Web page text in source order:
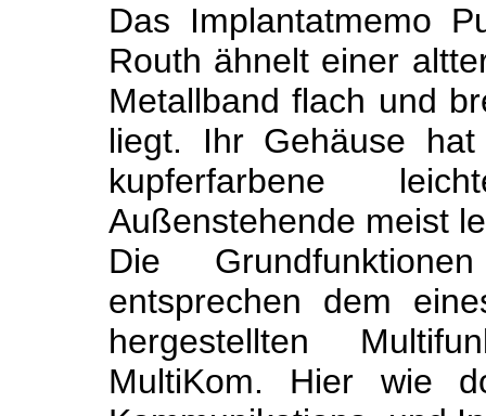
Das Implantatmemo
Routh ähnelt einer
Metallband flach und
liegt. Ihr Gehäuse
kupferfarbene
Außenstehende meist
Die
entsprechen dem
hergestellten
MultiKom. Hier wie